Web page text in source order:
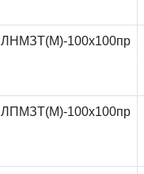
ЛНМЗТ(М)-100x100пр
ЛПМЗТ(М)-100x100пр